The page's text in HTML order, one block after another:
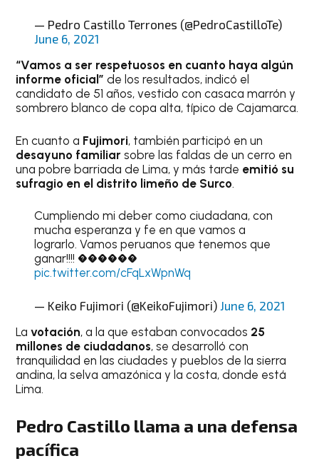
— Pedro Castillo Terrones (@PedroCastilloTe)
June 6, 2021
“Vamos a ser respetuosos en cuanto haya algún
informe oficial” de los resultados, indicó el
candidato de 51 años, vestido con casaca marrón y
sombrero blanco de copa alta, típico de Cajamarca.
En cuanto a Fujimori, también participó en un
desayuno familiarsobre las faldas de un cerro en
una pobre barriada de Lima, y más tarde emitió su
sufragio en el distrito limeño de Surco.
Cumpliendo mi deber como ciudadana, con
mucha esperanza y fe en que vamos a
lograrlo. Vamos peruanos que tenemos que
ganar!!!! ������
pic.twitter.com/cFqLxWpnWq
— Keiko Fujimori (@KeikoFujimori) June 6, 2021
Lavotación, a la que estaban convocados 25
millones de ciudadanos, se desarrolló con
tranquilidad en las ciudades y pueblos de la sierra
andina, la selva amazónica y la costa, donde está
Lima.
Pedro Castillo llama a una defensa
pacífica